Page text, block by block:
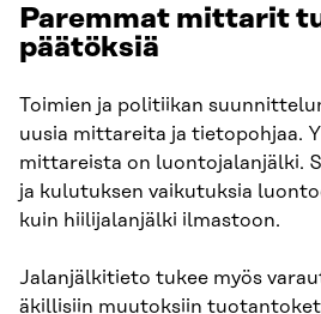
Paremmat mittarit
päätöksiä
Toimien ja politiikan
uusia mittareita ja tietopohjaa.
mittareista on luontojalanjälki.
ja kulutuksen vaikutuksia
kuin hiilijalanjälki ilmastoon.
Jalanjälkitieto tukee myös
äkillisiin muutoksiin